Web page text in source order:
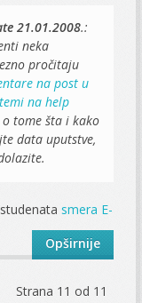
21.01.2008.:
neka
pročitaju
na post u
na help
tome šta i kako
data uputstve,
smera E-
Opširnije
Strana 11 od 11